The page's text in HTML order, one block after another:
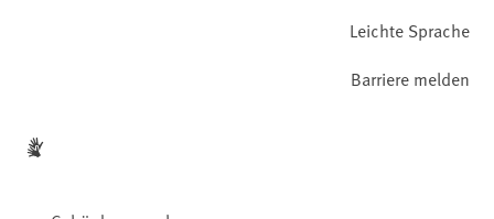
Leichte Sprache
Barriere melden